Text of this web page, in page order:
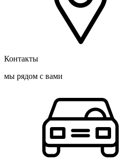
Контакты
мы рядом с вами